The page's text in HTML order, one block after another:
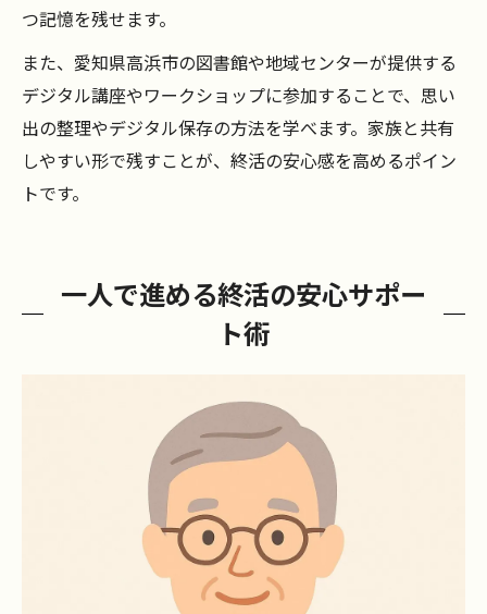
つ記憶を残せます。
また、愛知県高浜市の図書館や地域センターが提供する
デジタル講座やワークショップに参加することで、思い
出の整理やデジタル保存の方法を学べます。家族と共有
しやすい形で残すことが、終活の安心感を高めるポイン
トです。
一人で進める終活の安心サポー
ト術